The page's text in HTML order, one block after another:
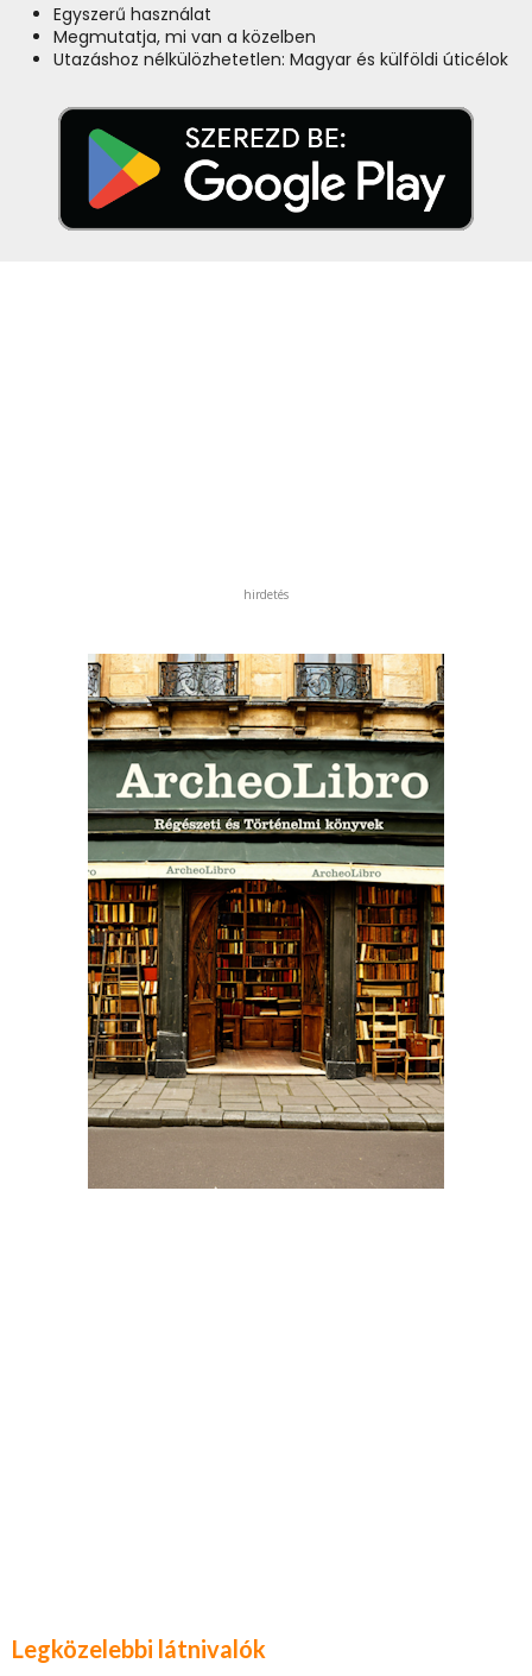
Egyszerű használat
Megmutatja, mi van a közelben
Utazáshoz nélkülözhetetlen: Magyar és külföldi úticélok
hirdetés
Legközelebbi látnivalók